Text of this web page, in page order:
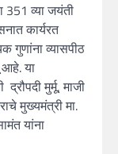
351 व्या जयंती
कार्यरत
गुणांना व्यासपीठ
या
मुर्मू, माजी
मुख्यमंत्री मा.
यांना